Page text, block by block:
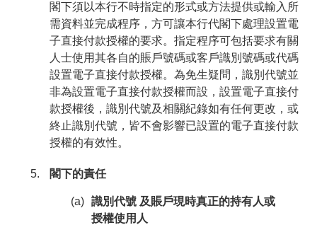
閣下須以本行不時指定的形式或方法提供或輸入所
需資料並完成程序，方可讓本行代閣下處理設置電
子直接付款授權的要求。指定程序可包括要求有關
人士使用其各自的賬戶號碼或客戶識別號碼或代碼
設置電子直接付款授權。為免生疑問，識別代號並
非為設置電子直接付款授權而設，設置電子直接付
款授權後，識別代號及相關紀錄如有任何更改，或
終止識別代號，皆不會影響已設置的電子直接付款
授權的有效性。
閣下的責任
(a) 識別代號 及賬戶現時真正的持有人或
授權使用人